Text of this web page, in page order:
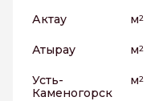
Актау м2
Атырау м2
Усть-
Каменогорск
м2